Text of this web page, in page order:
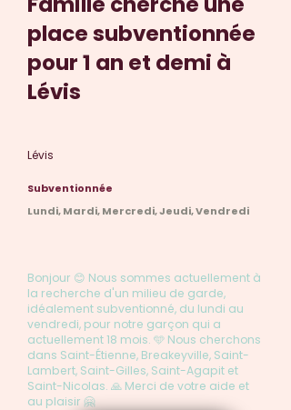
place subventionnée
pour 1 an et demi à
Lévis
Lévis
Subventionnée
Lundi, Mardi, Mercredi, Jeudi, Vendredi
Bonjour 😊 Nous sommes actuellement à
la recherche d'un milieu de garde,
idéalement subventionné, du lundi au
vendredi, pour notre garçon qui a
actuellement 18 mois. 🩵 Nous cherchons
dans Saint-Étienne, Breakeyville, Saint-
Lambert, Saint-Gilles, Saint-Agapit et
Saint-Nicolas. 🙏 Merci de votre aide et
au plaisir 🤗